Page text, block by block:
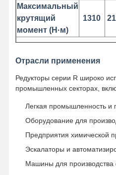
Кранный крюк
Концевая балка
Кран
Перегонка двигателя и
Подъемник
Транспортное
Максимальный
крутящий
момент (Н·м)
1310
спецификация
мощность
(кВт)
0.12-
1.1
Передаточное
число
1.62-
4.43
Максимальный
Отрасли применения
Редукторы серии R широко
промышленных секторах,
Легкая промышленность
Оборудование для
Предприятия химической
Эскалаторы и
Машины для производства